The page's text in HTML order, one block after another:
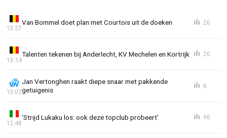
Van Bommel doet plan met Courtois uit de doeken
13:27
26
Talenten tekenen bij Anderlecht, KV Mechelen en Kortrijk
13:14
20
Jan Vertonghen raakt diepe snaar met pakkende
getuigenis
13:02
6
'Strijd Lukaku los: ook deze topclub probeert'
12:48
90